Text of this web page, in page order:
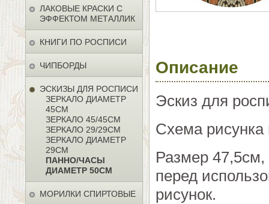
ЛАКОВЫЕ КРАСКИ С
ЭФФЕКТОМ МЕТАЛЛИК
КНИГИ ПО РОСПИСИ
ЧИПБОРДЫ
ЭСКИЗЫ ДЛЯ РОСПИСИ
ЗЕРКАЛО ДИАМЕТР
45СМ
ЗЕРКАЛО 45/45СМ
ЗЕРКАЛО 29/29СМ
ЗЕРКАЛО ДИАМЕТР
29СМ
ПАННО/ЧАСЫ
ДИАМЕТР 50СМ
МОРИЛКИ СПИРТОВЫЕ
Описание
Эскиз для
Схема рисунка
Размер 47,5см,
перед
рисунок.